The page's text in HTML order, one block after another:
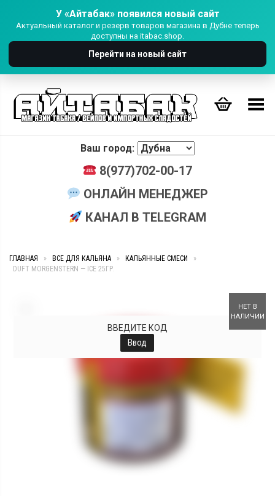
У «Айтабак» появился новый сайт
Актуальный каталог и резерв товаров магазина в Дубне теперь
доступны на itabac.shop.
Перейти на новый сайт
Переключить Меню
Ваш город:
8(977)702-00-17
ОНЛАЙН МЕНЕДЖЕР
КАНАЛ В TELEGRAM
ГЛАВНАЯ » ВСЕ ДЛЯ КАЛЬЯНА » КАЛЬЯННЫЕ СМЕСИ
»
DUFT MORGENSTERN — ICE 25ГР.
НЕТ В
НАЛИЧИИ
ВВЕДИТЕ КОД
Ввод